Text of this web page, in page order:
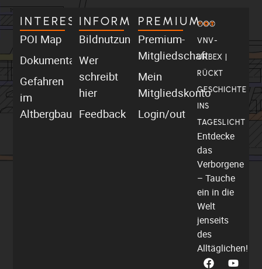
VNV-
URBEX |
RÜCKT
GESCHICHTE
INS
TAGESLICHT
Entdecke
das
Verborgene
– Tauche
ein in die
Welt
jenseits
des
Alltäglichen!
INTERESSANT
POI Map
Dokumentationen
Gefahren
im
Altbergbau
INFORMATIV
Bildnutzung
Wer
schreibt
hier
Feedback
PREMIUM
Premium-
Mitgliedschaft
Mein
Mitgliedskonto
Login/out